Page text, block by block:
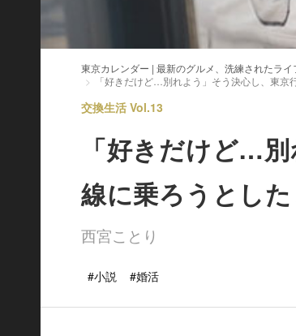
東京カレンダー | 最新のグルメ、洗練されたライ
「好きだけど…別れよう」そう決心し、東京
交換生活 Vol.13
「好きだけど…
線に乗ろうとし
西宮ことり
#小説 #婚活